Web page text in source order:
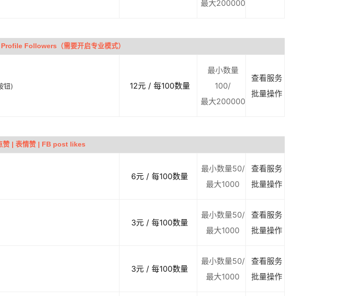
最大200000
Followers（需要开启专业模式）
钮) 12元 / 每100数量
最小数量
100/
最大200000
查看服务
批量操作
赞 | 表情赞 | FB post likes
6元 / 每100数量
最小数量50/
最大1000
查看服务
批量操作
3元 / 每100数量
最小数量50/
最大1000
查看服务
批量操作
3元 / 每100数量
最小数量50/
最大1000
查看服务
批量操作